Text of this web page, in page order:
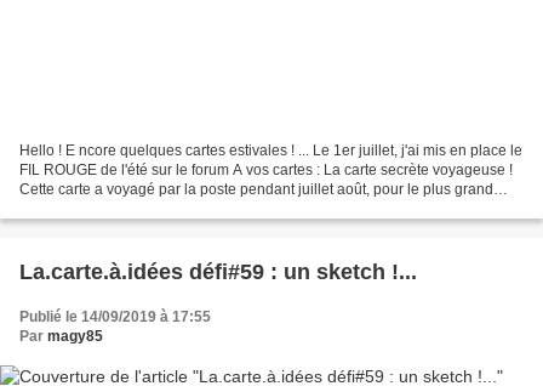
Hello ! E ncore quelques cartes estivales ! ... Le 1er juillet, j'ai mis en place le
FIL ROUGE de l'été sur le forum A vos cartes : La carte secrète voyageuse !
Cette carte a voyagé par la poste pendant juillet août, pour le plus grand
La.carte.à.idées défi#59 : un sketch !...
Publié le 14/09/2019 à 17:55
Par magy85